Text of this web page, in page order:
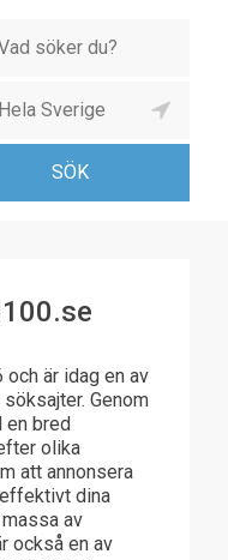
är idag en av
Genom
en bred
olika
att annonsera
dina
av
också en av